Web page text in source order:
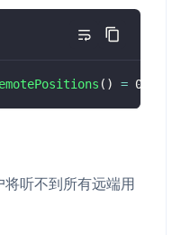
( ) = 0
听不到所有远端用